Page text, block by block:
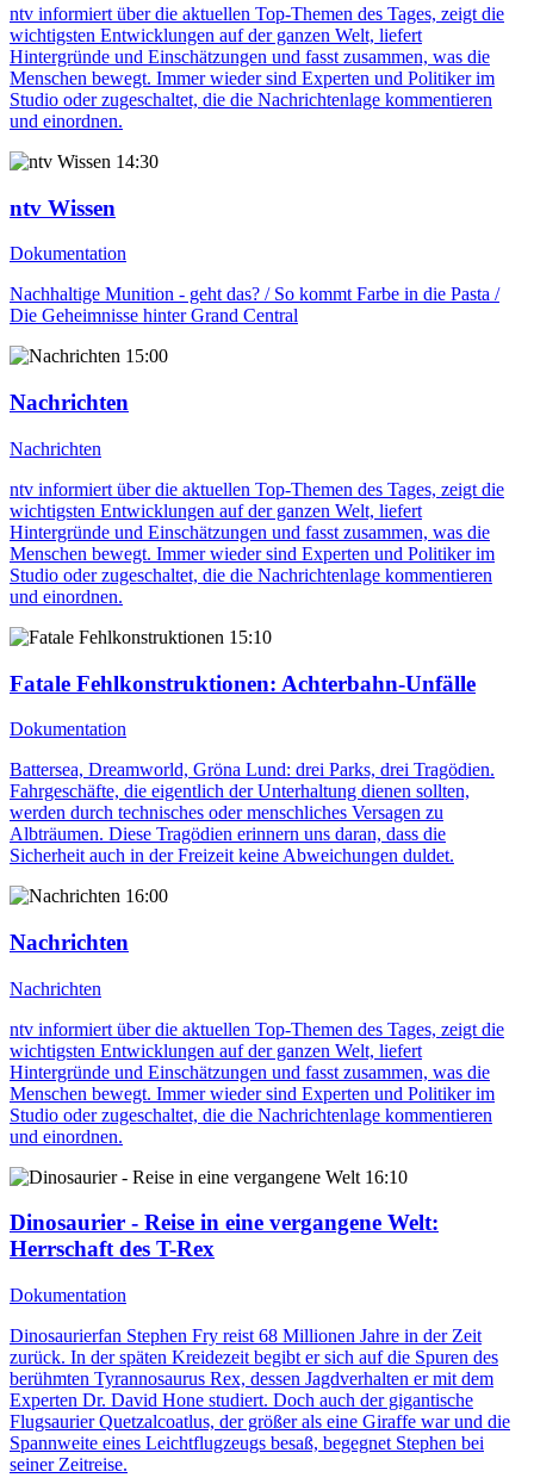
ntv informiert über die aktuellen Top-Themen des Tages, zeigt die
wichtigsten Entwicklungen auf der ganzen Welt, liefert
Hintergründe und Einschätzungen und fasst zusammen, was die
Menschen bewegt. Immer wieder sind Experten und Politiker im
Studio oder zugeschaltet, die die Nachrichtenlage kommentieren
und einordnen.
14:30
ntv Wissen
Dokumentation
Nachhaltige Munition - geht das? / So kommt Farbe in die Pasta /
Die Geheimnisse hinter Grand Central
15:00
Nachrichten
Nachrichten
ntv informiert über die aktuellen Top-Themen des Tages, zeigt die
wichtigsten Entwicklungen auf der ganzen Welt, liefert
Hintergründe und Einschätzungen und fasst zusammen, was die
Menschen bewegt. Immer wieder sind Experten und Politiker im
Studio oder zugeschaltet, die die Nachrichtenlage kommentieren
und einordnen.
15:10
Fatale Fehlkonstruktionen: Achterbahn-Unfälle
Dokumentation
Battersea, Dreamworld, Gröna Lund: drei Parks, drei Tragödien.
Fahrgeschäfte, die eigentlich der Unterhaltung dienen sollten,
werden durch technisches oder menschliches Versagen zu
Albträumen. Diese Tragödien erinnern uns daran, dass die
Sicherheit auch in der Freizeit keine Abweichungen duldet.
16:00
Nachrichten
Nachrichten
ntv informiert über die aktuellen Top-Themen des Tages, zeigt die
wichtigsten Entwicklungen auf der ganzen Welt, liefert
Hintergründe und Einschätzungen und fasst zusammen, was die
Menschen bewegt. Immer wieder sind Experten und Politiker im
Studio oder zugeschaltet, die die Nachrichtenlage kommentieren
und einordnen.
16:10
Dinosaurier - Reise in eine vergangene Welt:
Herrschaft des T-Rex
Dokumentation
Dinosaurierfan Stephen Fry reist 68 Millionen Jahre in der Zeit
zurück. In der späten Kreidezeit begibt er sich auf die Spuren des
berühmten Tyrannosaurus Rex, dessen Jagdverhalten er mit dem
Experten Dr. David Hone studiert. Doch auch der gigantische
Flugsaurier Quetzalcoatlus, der größer als eine Giraffe war und die
Spannweite eines Leichtflugzeugs besaß, begegnet Stephen bei
seiner Zeitreise.